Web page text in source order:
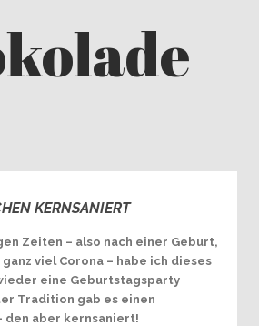
KERNSANIERT
Zeiten – also nach einer Geburt,
viel Corona – habe ich dieses
eine Geburtstagsparty
Tradition gab es einen
den aber kernsaniert!